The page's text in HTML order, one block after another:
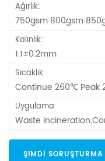
Ağırlık:
750gsm 800gsm
Kalınlık:
1.1±0.2mm
Sıcaklık:
Continue 260℃ Peak
Uygulama:
Waste
ŞIMDI SORUŞTURMA